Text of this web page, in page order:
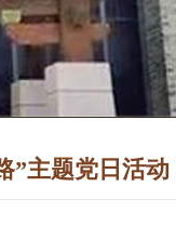
”主题党日活动